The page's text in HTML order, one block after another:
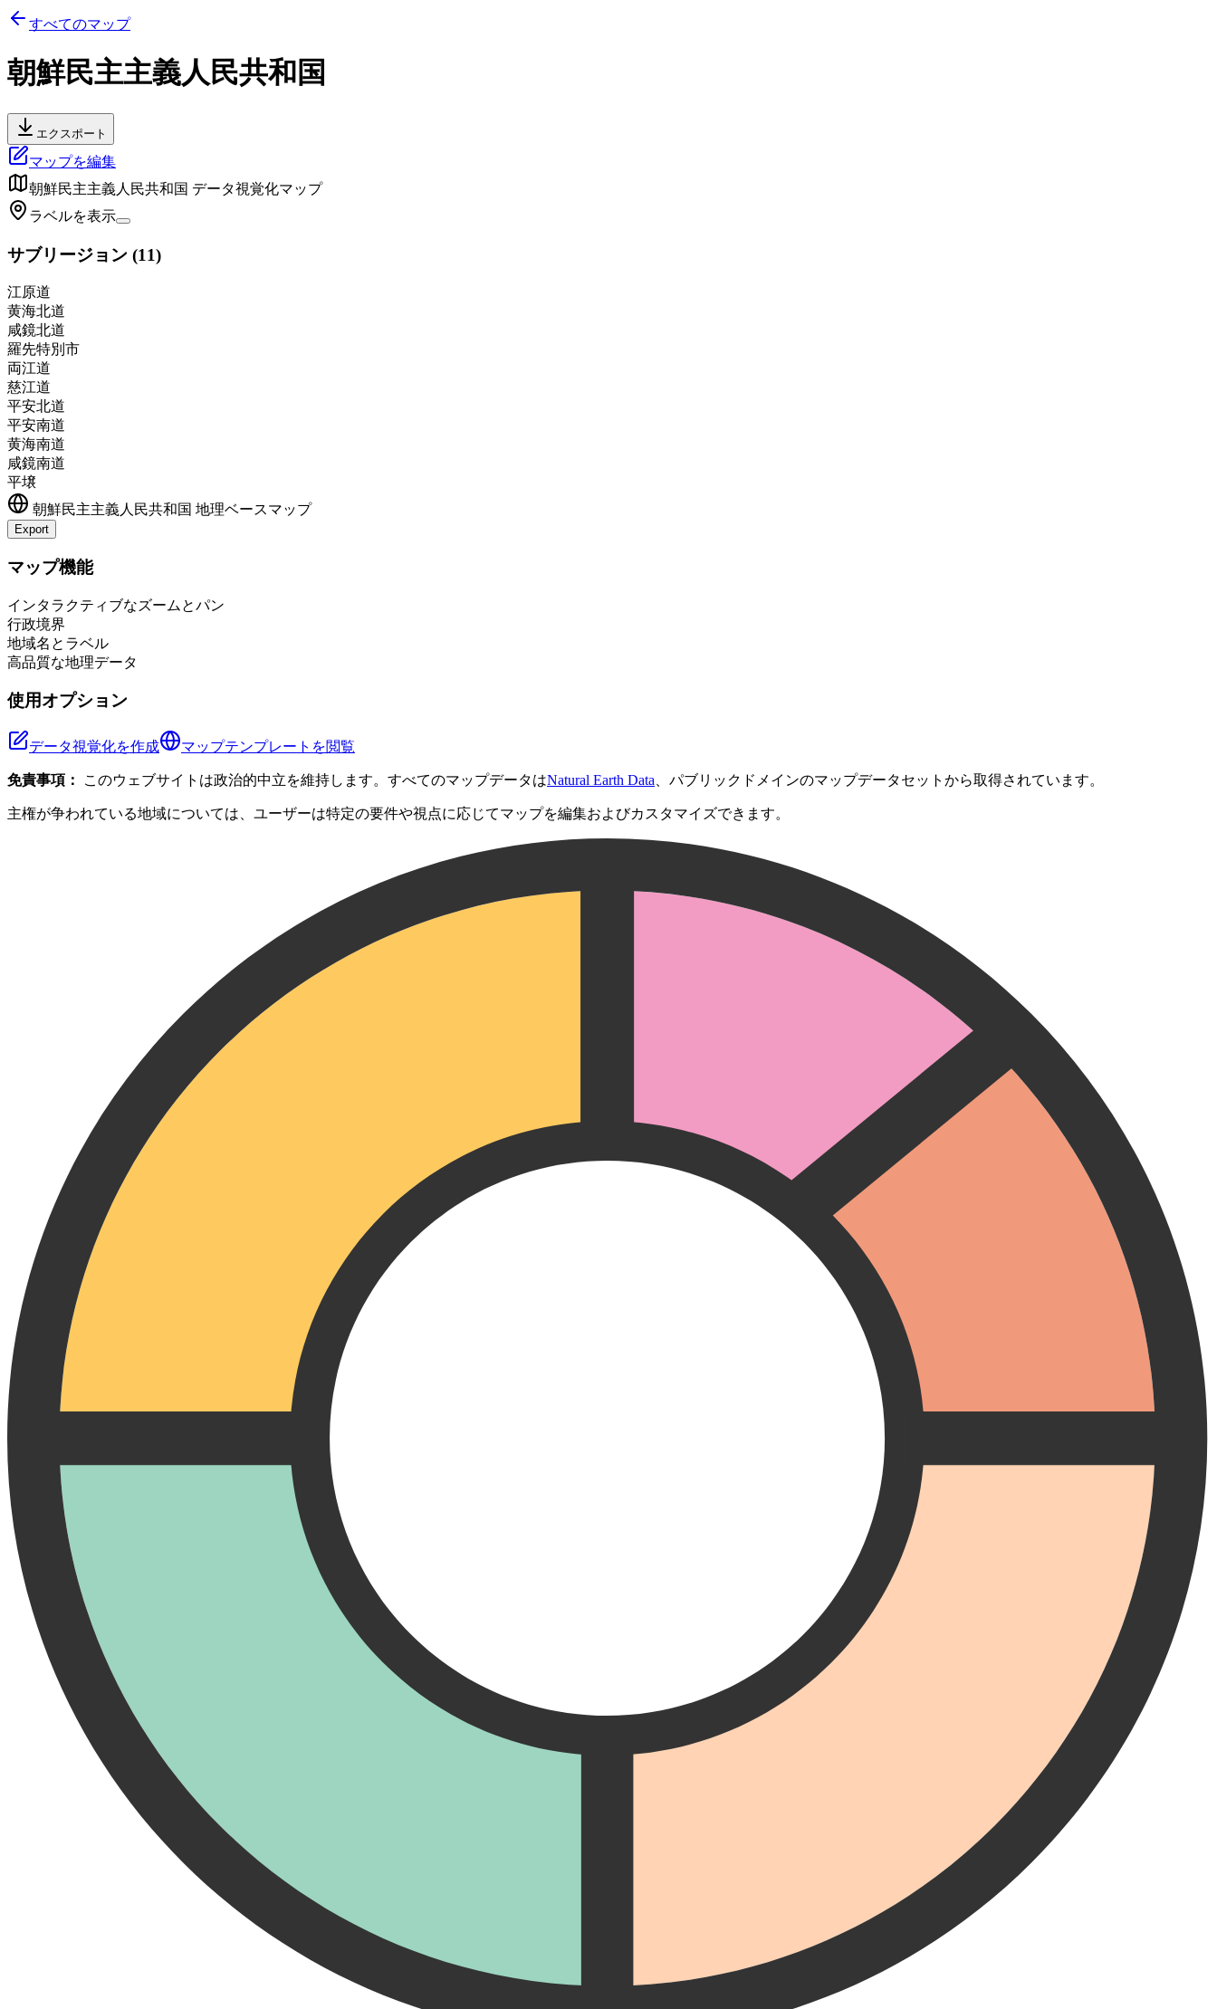
すべてのマップ
朝鮮民主主義人民共和国
エクスポート
マップを編集
朝鮮民主主義人民共和国 データ視覚化マップ
ラベルを表示
サブリージョン (11)
江原道
黄海北道
咸鏡北道
羅先特別市
両江道
慈江道
平安北道
平安南道
黄海南道
咸鏡南道
平壌
朝鮮民主主義人民共和国 地理ベースマップ
Export
+
マップ機能
インタラクティブなズームとパン
行政境界
地域名とラベル
高品質な地理データ
使用オプション
データ視覚化を作成 マップテンプレートを閲覧
免責事項： このウェブサイトは政治的中立を維持します。すべてのマップデータはNatural Earth Data 、パブリックドメインのマップデータセットから取得されています。
主権が争われている地域については、ユーザーは特定の要件や視点に応じてマップを編集およびカスタマイズできます。